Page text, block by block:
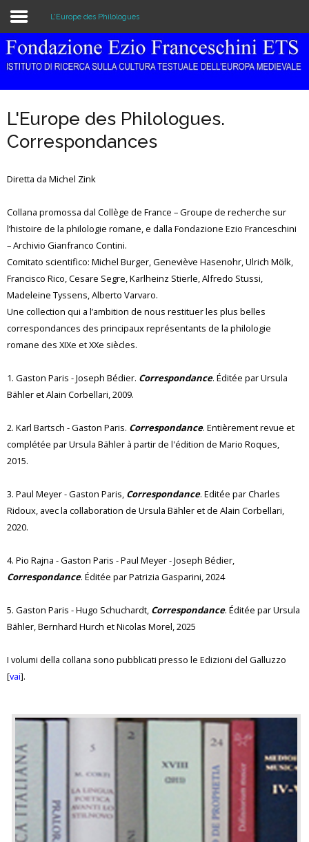
Home
Biblioteca e Archivio
Formazione
Eventi
L'Europe des Philologues
L'Europe des Philologues.
Correspondances
Diretta da Michel Zink
Collana promossa dal Collège de France – Groupe de recherche sur
l’histoire de la philologie romane, e dalla Fondazione Ezio Franceschini
– Archivio Gianfranco Contini.
Comitato scientifico: Michel Burger, Geneviève Hasenohr, Ulrich Mölk,
Francisco Rico, Cesare Segre, Karlheinz Stierle, Alfredo Stussi,
Madeleine Tyssens, Alberto Varvaro.
Une collection qui a l’ambition de nous restituer les plus belles
correspondances des principaux représentants de la philologie
romane des XIXe et XXe siècles.
1. Gaston Paris - Joseph Bédier. Correspondance. Éditée par Ursula
Bähler et Alain Corbellari, 2009.
2. Karl Bartsch - Gaston Paris. Correspondance. Entièrement revue et
complétée par Ursula Bähler à partir de l'édition de Mario Roques,
2015.
3. Paul Meyer - Gaston Paris, Correspondance. Editée par Charles
Ridoux, avec la collaboration de Ursula Bähler et de Alain Corbellari,
2020.
4. Pio Rajna - Gaston Paris - Paul Meyer - Joseph Bédier,
Correspondance. Éditée par Patrizia Gasparini, 2024
5. Gaston Paris - Hugo Schuchardt, Correspondance. Éditée par Ursula
Bähler, Bernhard Hurch et Nicolas Morel, 2025
I volumi della collana sono pubblicati presso le Edizioni del Galluzzo
[vai].